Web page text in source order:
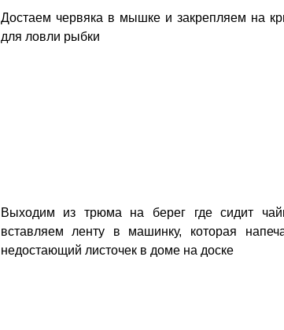
Достаем червяка в мышке и закрепляем на
для ловли рыбки
Выходим из трюма на берег где сидит
вставляем ленту в машинку, которая
недостающий листочек в доме на доске